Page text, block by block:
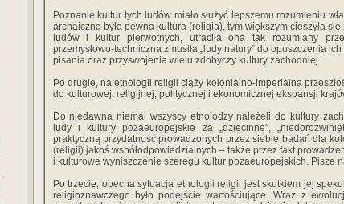
Poznanie kultur tych ludów miało służyć lepszemu rozumieniu
archaiczna była pewna kultura (religia), tym większym cieszyła
ludów i kultur pierwotnych, utraciła ona tak rozumiany
przemysłowo-techniczna zmusiła „ludy natury” do opuszczenia
pisania oraz przyswojenia wielu zdobyczy kultury zachodniej.
Po drugie, na etnologii religii ciąży kolonialno-imperialna
do kulturowej, religijnej, politycznej i ekonomicznej ekspansji
Do niedawna niemal wszyscy etnolodzy należeli do kultury
ludy i kultury pozaeuropejskie za „dziecinne”,
praktyczną przydatność prowadzonych przez siebie badań dla
(religii) jakoś współodpowiedzialnych – także przez fakt
i kulturowe wyniszczenie szeregu kultur pozaeuropejskich. Pisze
Po trzecie, obecna sytuacja etnologii religii jest skutkiem jej
religioznawczego było podejście wartościujące. Wraz z